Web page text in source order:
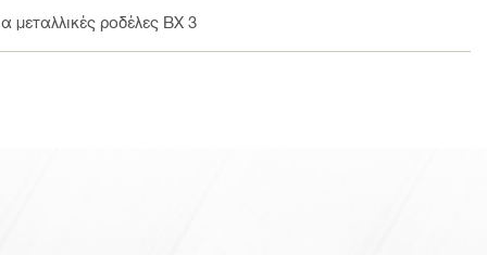
μεταλλικές ροδέλες BX 3